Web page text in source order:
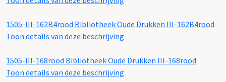
1505-III-162B4rood Bibliotheek Oude Drukken III-162B4rood
Toon details van deze beschrijving
1505-III-168rood Bibliotheek Oude Drukken III-168rood
Toon details van deze beschrijving